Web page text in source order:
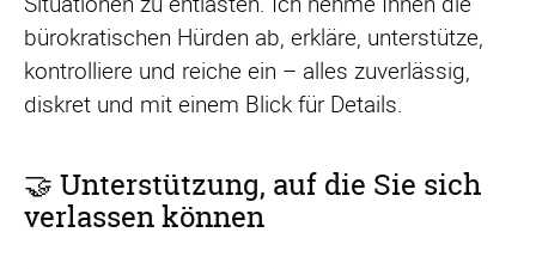
bürokratischen Hürden ab, erkläre, unterstütze,
kontrolliere und reiche ein – alles zuverlässig,
diskret und mit einem Blick für Details.
🤝 Unterstützung, auf die Sie sich
verlassen können